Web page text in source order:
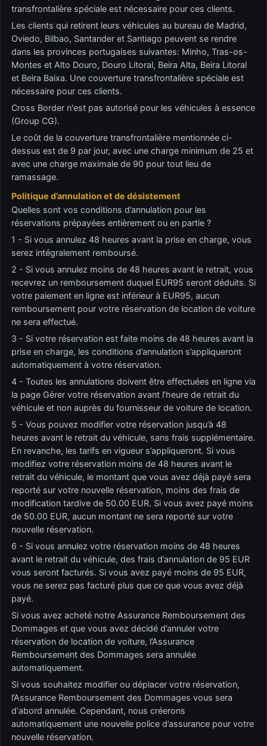
transfrontalière spéciale est nécessaire pour ces clients.
Les clients qui retirent leurs véhicules au bureau de Madrid,
Oviedo, Bilbao, Santander et Santiago peuvent se rendre
dans les provinces portugaises suivantes: Minho, Tras-os-
Montes et Alto Douro, Douro Litoral, Beira Alta, Beira Litoral
et Beira Baixa. Une couverture transfrontalière spéciale est
nécessaire pour ces clients.
Cross Border n'est pas autorisé pour les véhicules à essence
(Group CG).
Le coût de la couverture transfrontalière mentionnée ci-
dessus est de 9 par jour, avec une charge minimum de 25 et
avec une charge maximale de 90 pour tout lieu de
ramassage.
Politique d’annulation et de désistement
Quelles sont vos conditions d’annulation pour les
réservations prépayées entièrement ou en partie ?
1 - Si vous annulez 48 heures avant la prise en charge, vous
serez intégralement remboursé.
2 - Si vous annulez moins de 48 heures avant le retrait, vous
recevrez un remboursement duquel EUR95 seront déduits. Si
votre paiement en ligne est inférieur à EUR95, aucun
remboursement pour votre réservation de location de voiture
ne sera effectué.
3 - Si votre réservation est faite moins de 48 heures avant la
prise en charge, les conditions d’annulation s’appliqueront
automatiquement à votre réservation.
4 - Toutes les annulations doivent être effectuées en ligne via
la page Gérer votre réservation avant l’heure de retrait du
véhicule et non auprès du fournisseur de voiture de location.
5 - Vous pouvez modifier votre réservation jusqu’à 48
heures avant le retrait du véhicule, sans frais supplémentaire.
En revanche, les tarifs en vigueur s’appliqueront. Si vous
modifiez votre réservation moins de 48 heures avant le
retrait du véhicule, le montant que vous avez déjà payé sera
reporté sur votre nouvelle réservation, moins des frais de
modification tardive de 50.00 EUR. Si vous avez payé moins
de 50.00 EUR, aucun montant ne sera reporté sur votre
nouvelle réservation.
6 - Si vous annulez votre réservation moins de 48 heures
avant le retrait du véhicule, des frais d’annulation de 95 EUR
vous seront facturés. Si vous avez payé moins de 95 EUR,
vous ne serez pas facturé plus que ce que vous avez déjà
payé.
Si vous avez acheté notre Assurance Remboursement des
Dommages et que vous avez décidé d’annuler votre
réservation de location de voiture, l’Assurance
Remboursement des Dommages sera annulée
automatiquement.
Si vous souhaitez modifier ou déplacer votre réservation,
l’Assurance Remboursement des Dommages vous sera
d'abord annulée. Cependant, nous créerons
automatiquement une nouvelle police d’assurance pour votre
nouvelle réservation.